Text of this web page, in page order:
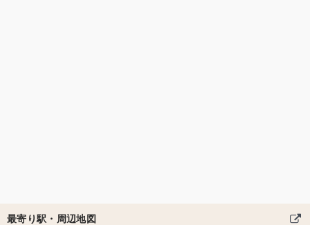
最寄り駅・周辺地図